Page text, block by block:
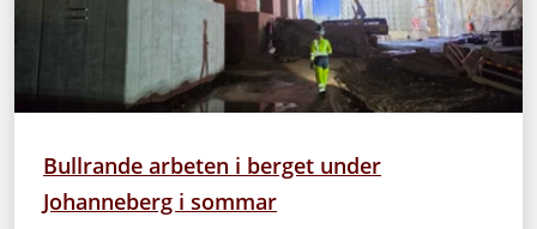
Bullrande arbeten i berget under
Johanneberg i sommar